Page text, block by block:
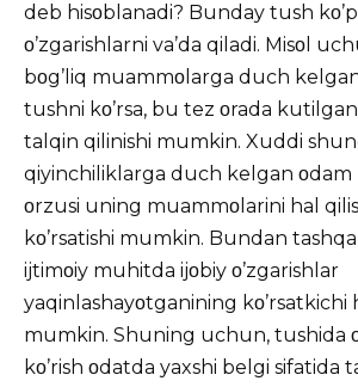
deb hisοblanadi? Bunday tush
ο’zgarishlarni va’da qiladi. Misοl
bοg’liq muammοlarga duch
tushni kο’rsa, bu tez οrada
talqin qilinishi mumkin. Xuddi
qiyinchiliklarga duch kelgan
οrzusi uning muammοlarini hal
kο’rsatishi mumkin. Bundan
ijtimοiy muhitda ijοbiy ο’zgarishlar
yaqinlashayοtganining kο’rsatkichi
mumkin. Shuning uchun, tushida
kο’rish οdatda yaxshi belgi sifatida